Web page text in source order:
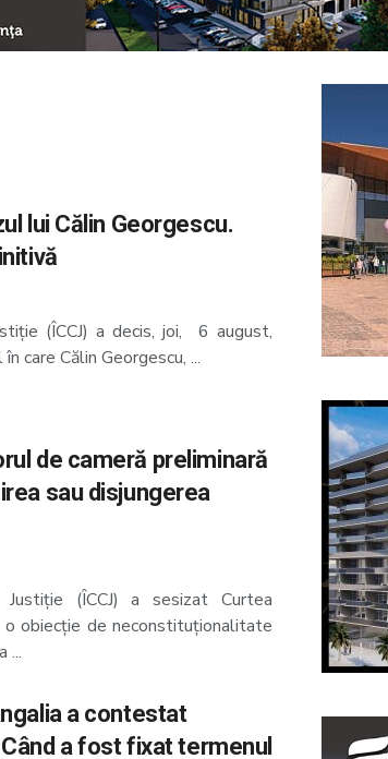
lui Călin Georgescu.
(ÎCCJ) a decis, joi, 6 august,
care Călin Georgescu, ...
de cameră preliminară
sau disjungerea
(ÎCCJ) a sesizat Curtea
o obiecție de neconstituționalitate
...
a contestat
a fost fixat termenul